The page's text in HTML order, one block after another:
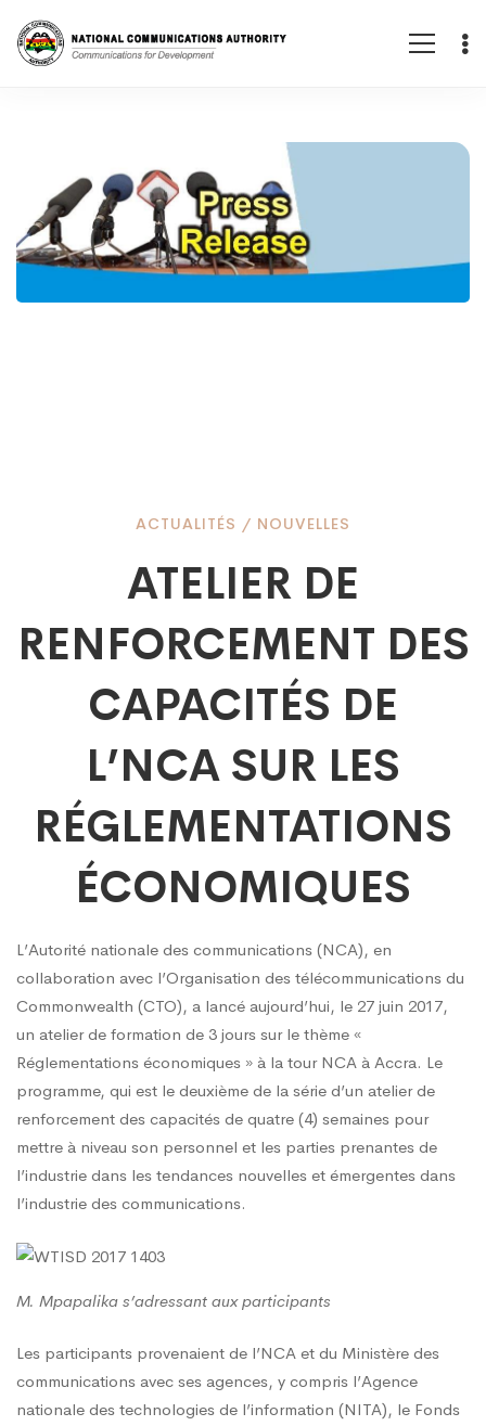
ATELIER
DE
RENFORCEMENT
DES
CAPACITÉS
DE
L’NCA
SUR
LES
ÉCONOMIQUES
ACTUALITÉS / NOUVELLES
ATELIER DE
RENFORCEMENT DES
CAPACITÉS DE
L’NCA SUR LES
RÉGLEMENTATIONS
ÉCONOMIQUES
L’Autorité nationale des communications (NCA), en
collaboration avec l’Organisation des télécommunications du
Commonwealth (CTO), a lancé aujourd’hui, le 27 juin 2017,
un atelier de formation de 3 jours sur le thème «
Réglementations économiques » à la tour NCA à Accra. Le
programme, qui est le deuxième de la série d’un atelier de
renforcement des capacités de quatre (4) semaines pour
mettre à niveau son personnel et les parties prenantes de
l’industrie dans les tendances nouvelles et émergentes dans
l’industrie des communications.
M. Mpapalika s’adressant aux participants
Les participants provenaient de l’NCA et du Ministère des
communications avec ses agences, y compris l’Agence
nationale des technologies de l’information (NITA), le Fonds